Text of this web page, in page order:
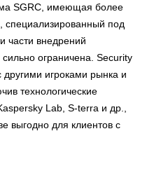
SGRC, имеющая более
специализированный под
части внедрений
ограничена. Security
игроками рынка и
технологические
Lab, S-terra и др.,
выгодно для клиентов с